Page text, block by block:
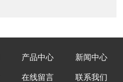
产品中心 新闻中心
在线留言 联系我们